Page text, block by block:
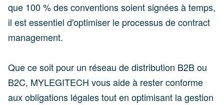
que 100 % des conventions soient signées à temps,
il est essentiel d'optimiser le processus de contract
management.
Que ce soit pour un réseau de distribution B2B ou
B2C, MYLEGITECH vous aide à rester conforme
aux obligations légales tout en optimisant la gestion